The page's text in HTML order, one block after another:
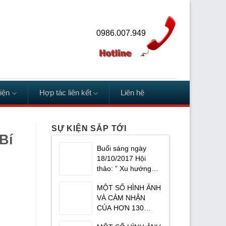
0986.007.949
Hợp tác liên kết Liên hệ
SỰ KIỆN SẮP TỚI
Buổi sáng ngày
18/10/2017 Hội
thảo: ” Xu hướng
doanh ngành dược
phẩm” Do công ty
Cổ phần Liên minh
MỘT SỐ HÌNH ẢNH
VÀ CẢM NHẬN
CỦA HƠN 130